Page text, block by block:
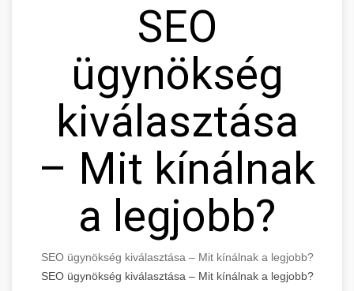
SEO
ügynökség
kiválasztása
– Mit kínálnak
a legjobb?
SEO ügynökség kiválasztása – Mit kínálnak a legjobb?
SEO ügynökség kiválasztása – Mit kínálnak a legjobb?